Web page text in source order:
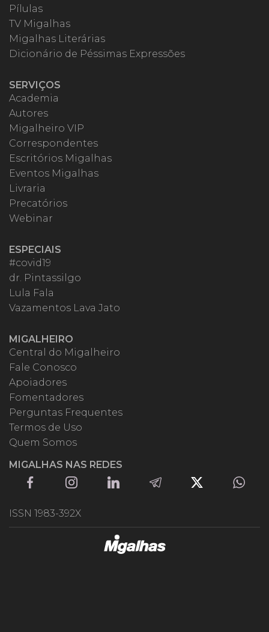
Pílulas
TV Migalhas
Migalhas Literárias
Dicionário de Péssimas Expressões
SERVIÇOS
Academia
Autores
Migalheiro VIP
Correspondentes
Escritórios Migalhas
Eventos Migalhas
Livraria
Precatórios
Webinar
ESPECIAIS
#covid19
dr. Pintassilgo
Lula Fala
Vazamentos Lava Jato
MIGALHEIRO
Central do Migalheiro
Fale Conosco
Apoiadores
Fomentadores
Perguntas Frequentes
Termos de Uso
Quem Somos
MIGALHAS NAS REDES
ISSN 1983-392X